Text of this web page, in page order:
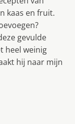
kaas en fruit.
gevulde
heel weinig
hij naar mijn